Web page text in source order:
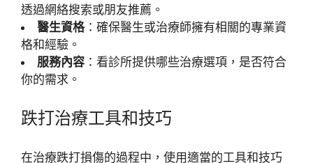
透過網絡搜索或朋友推薦。
醫生資格：確保醫生或治療師擁有相關的專業資
格和經驗。
服務內容 ：看診所提供哪些治療選項，是否符合
你的需求。
跌打治療工具和技巧
在治療跌打損傷的過程中，使用適當的工具和技巧